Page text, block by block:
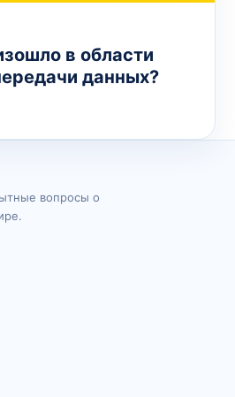
в области
данных?
вопросы о